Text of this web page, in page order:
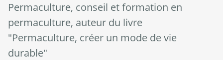
Permaculture, conseil et formation en
permaculture, auteur du livre
"Permaculture, créer un mode de vie
durable"